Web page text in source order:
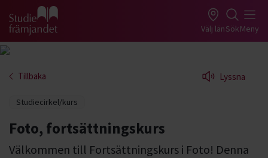
Gå till studiefrämjandets startsida Välj länSökMeny
Tillbaka Lyssna
Studiecirkel/kurs
Foto, fortsättningskurs
Välkommen till Fortsättningskurs i Foto! Denna